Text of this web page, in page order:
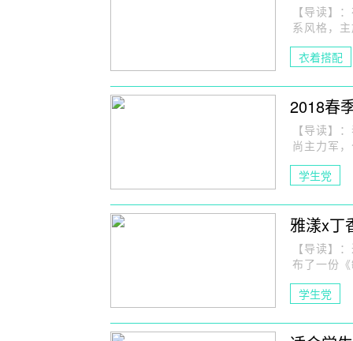
【导读】
系风格，
衣着搭配
2018春
【导读】
尚主力军
学生党
雅漾x丁
【导读】
布了一份
学生党